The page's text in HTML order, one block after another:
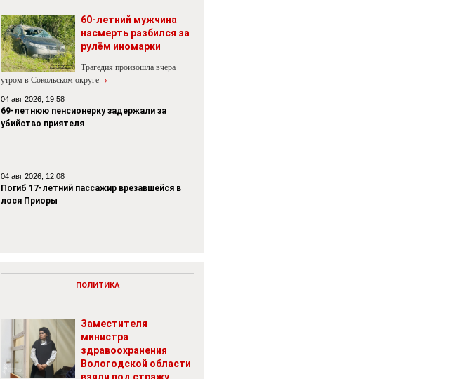
60-летний мужчина
насмерть разбился за
рулём иномарки
Трагедия произошла вчера
утром в Сокольском округе→
04 авг 2026, 19:58
69-летнюю пенсионерку задержали за
убийство приятеля
04 авг 2026, 12:08
Погиб 17-летний пассажир врезавшейся в
лося Приоры
ПОЛИТИКА
Заместителя
министра
здравоохранения
Вологодской области